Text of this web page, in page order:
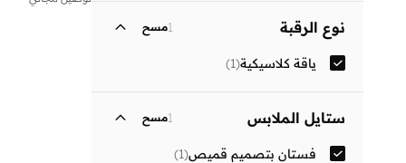
نوع الرقبة 1مسح
ياقة كلاسيكية(
1
)
ستايل الملابس 1مسح
فستان بتصميم قميص(
1
)